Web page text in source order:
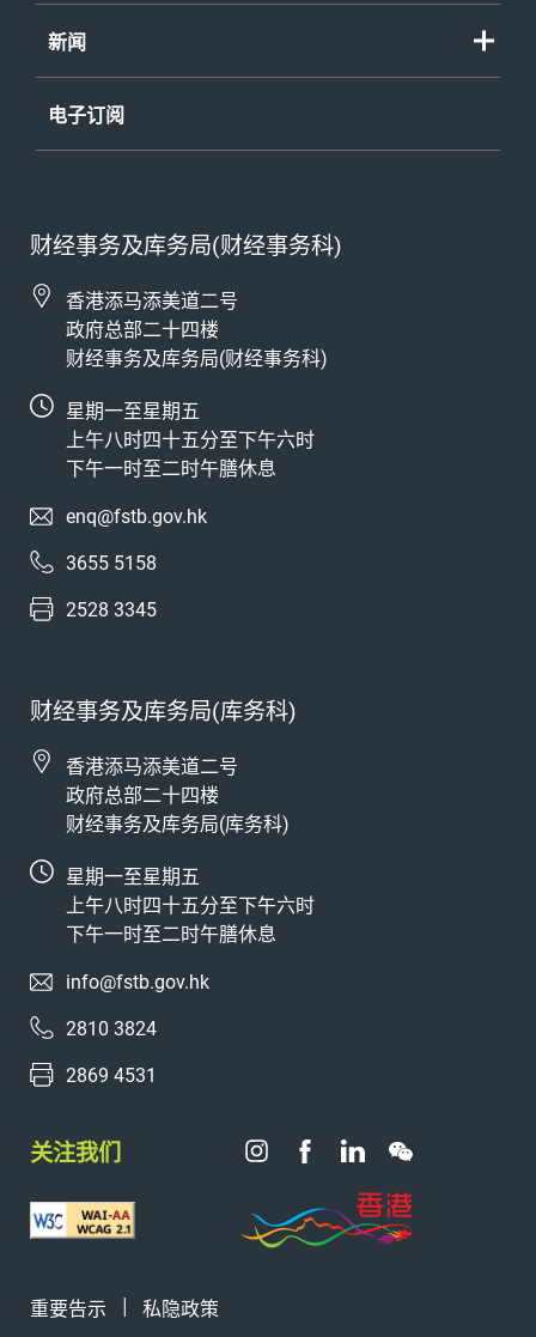
新闻
电子订阅
财经事务及库务局(财经事务科)
香港添马添美道二号
政府总部二十四楼
财经事务及库务局(财经事务科)
星期一至星期五
上午八时四十五分至下午六时
下午一时至二时午膳休息
enq@fstb.gov.hk
3655 5158
2528 3345
财经事务及库务局(库务科)
香港添马添美道二号
政府总部二十四楼
财经事务及库务局(库务科)
星期一至星期五
上午八时四十五分至下午六时
下午一时至二时午膳休息
info@fstb.gov.hk
2810 3824
2869 4531
关注我们
重要告示 私隐政策